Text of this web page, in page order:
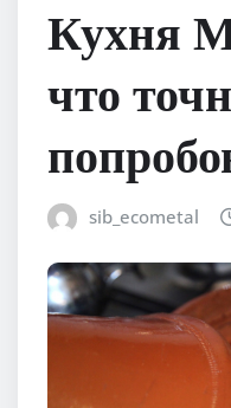
Кухня
что
sib_ecometal